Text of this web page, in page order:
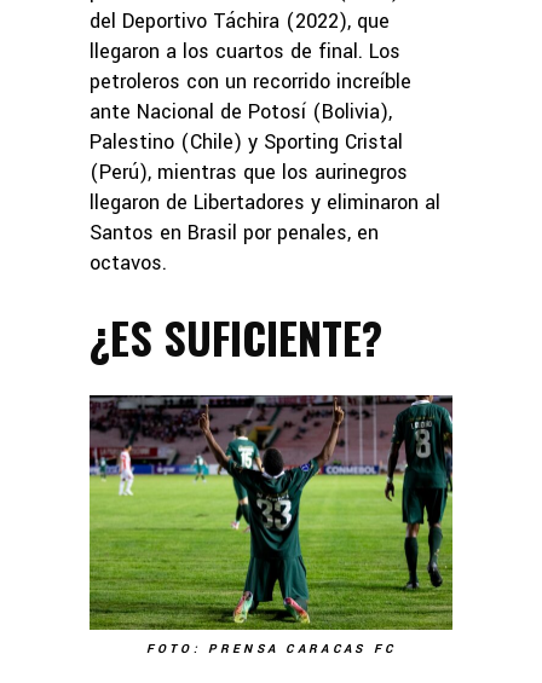
del Deportivo Táchira (2022), que
llegaron a los cuartos de final. Los
petroleros con un recorrido increíble
ante Nacional de Potosí (Bolivia),
Palestino (Chile) y Sporting Cristal
(Perú), mientras que los aurinegros
llegaron de Libertadores y eliminaron al
Santos en Brasil por penales, en
octavos.
¿ES SUFICIENTE?
FOTO: PRENSA CARACAS FC